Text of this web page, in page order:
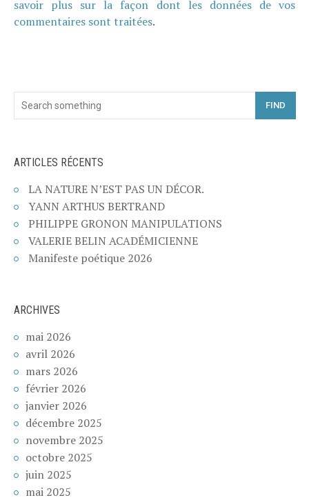
savoir plus sur la façon dont les données de vos
commentaires sont traitées.
FIND
ARTICLES RÉCENTS
LA NATURE N’EST PAS UN DÉCOR.
YANN ARTHUS BERTRAND
PHILIPPE GRONON MANIPULATIONS
VALERIE BELIN ACADÉMICIENNE
Manifeste poétique 2026
ARCHIVES
mai 2026
avril 2026
mars 2026
février 2026
janvier 2026
décembre 2025
novembre 2025
octobre 2025
juin 2025
mai 2025